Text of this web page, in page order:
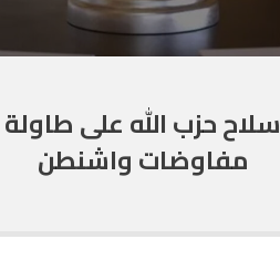
سلاح حزب الله على طاولة
مفاوضات واشنطن